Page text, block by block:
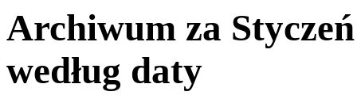
Archiwum za
według daty